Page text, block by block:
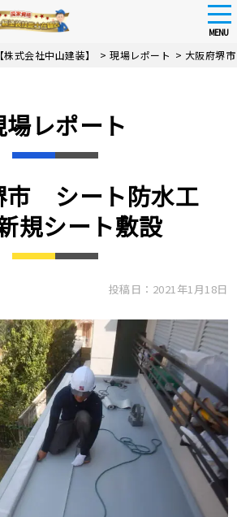
MENU
式会社中山建装】 >現場レポート > 大阪府堺
場レポート
市 シート防水工
シート敷設
投稿日：2021年1月18日